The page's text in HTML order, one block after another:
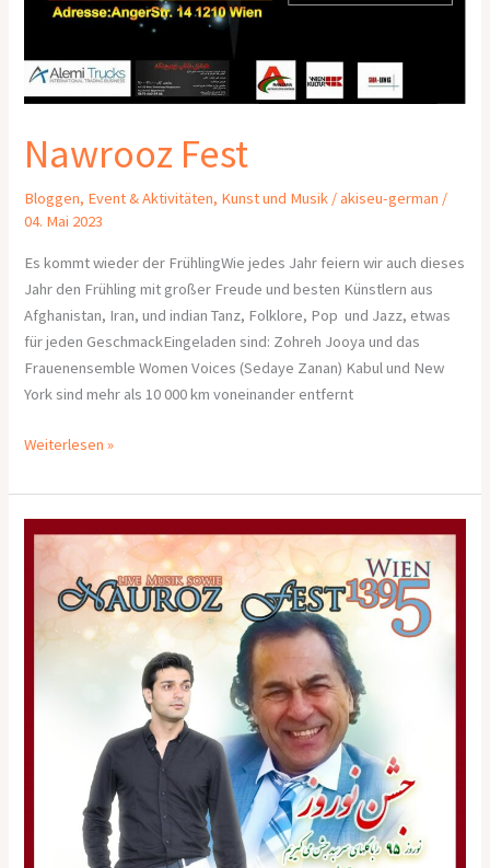
Nawrooz Fest
Bloggen, Event & Aktivitäten, Kunst und Musik /akiseu-german /
04. Mai 2023
Es kommt wieder der FrühlingWie jedes Jahr feiern wir auch dieses
Jahr den Frühling mit großer Freude und besten Künstlern aus
Afghanistan, Iran, und indian Tanz, Folklore, Pop und Jazz, etwas
für jeden GeschmackEingeladen sind: Zohreh Jooya und das
Frauenensemble Women Voices (Sedaye Zanan) Kabul und New
York sind mehr als 10 000 km voneinander entfernt
Weiterlesen »
Nauroz
2016
Wien